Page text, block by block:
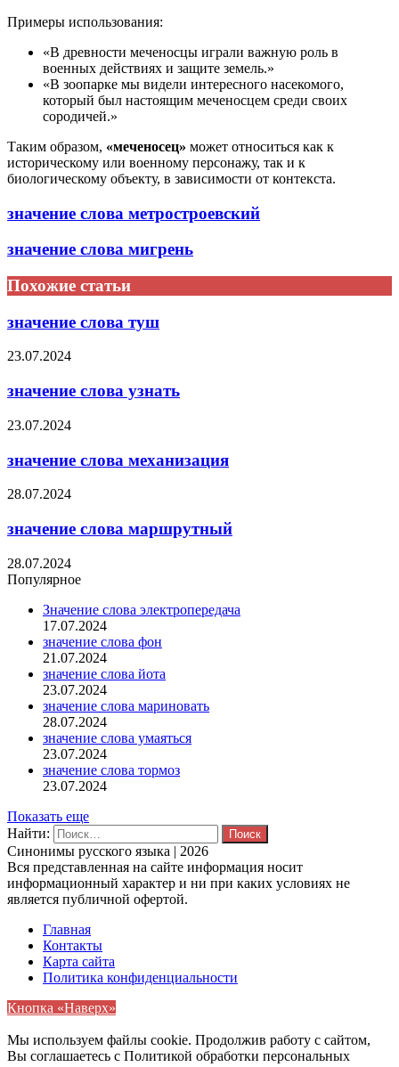
Примеры использования:
«В древности меченосцы играли важную роль в
военных действиях и защите земель.»
«В зоопарке мы видели интересного насекомого,
который был настоящим меченосцем среди своих
сородичей.»
Таким образом, «меченосец» может относиться как к
историческому или военному персонажу, так и к
биологическому объекту, в зависимости от контекста.
значение слова метростроевский
значение слова мигрень
Похожие статьи
значение слова туш
23.07.2024
значение слова узнать
23.07.2024
значение слова механизация
28.07.2024
значение слова маршрутный
28.07.2024
Популярное
Значение слова электропередача
17.07.2024
значение слова фон
21.07.2024
значение слова йота
23.07.2024
значение слова мариновать
28.07.2024
значение слова умаяться
23.07.2024
значение слова тормоз
23.07.2024
Показать еще
Найти:
Синонимы русского языка | 2026
Вся представленная на сайте информация носит
информационный характер и ни при каких условиях не
является публичной офертой.
Главная
Контакты
Карта сайта
Политика конфиденциальности
Кнопка «Наверх»
Мы используем файлы cookie. Продолжив работу с сайтом,
Вы соглашаетесь с Политикой обработки персональных